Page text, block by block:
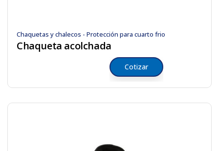
Chaquetas y chalecos - Protección para cuarto frio
Chaqueta acolchada
Cotizar